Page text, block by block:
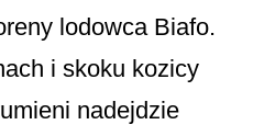
lodowca Biafo.
i skoku kozicy
nadejdzie